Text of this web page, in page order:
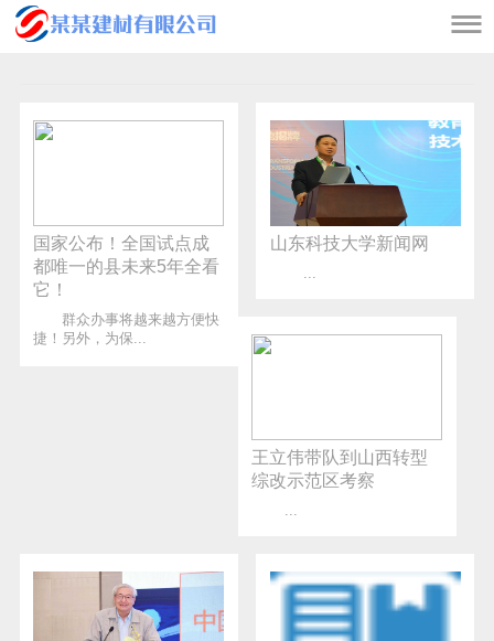

国家公布！全国试点成
都唯一的县未来5年全看
它！
群众办事将越来越方便快
捷！另外，为保...
山东科技大学新闻网
...
王立伟带队到山西转型
综改示范区考察
...